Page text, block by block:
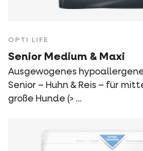
OPTI LIFE
Senior Medium & Maxi
Ausgewogenes
Senior – Huhn & Reis – für
große Hunde (> ...